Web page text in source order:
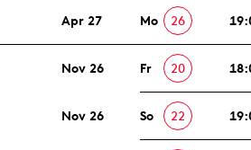
Apr 27 Mo 26
Nov 26 Fr 20
Nov 26 So 22